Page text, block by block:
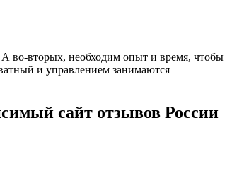
во-вторых, необходим опыт и время, чтобы
и управлением занимаются
сайт отзывов России